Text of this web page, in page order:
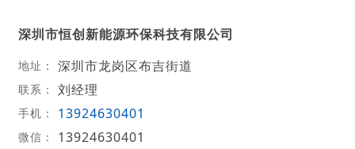
深圳市恒创新能源环保科技有限公司
地址： 深圳市龙岗区布吉街道
联系： 刘经理
手机： 13924630401
微信： 13924630401